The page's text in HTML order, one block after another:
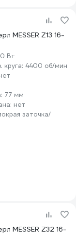
MESSER Z13 16-
Вт
круга: 4400 об/мин
77 мм
нет
заточка/
MESSER Z32 16-